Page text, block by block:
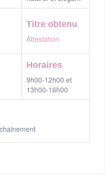
Titre obtenu
Attestation
Horaires
9h00-12h00 et
13h00-16h00